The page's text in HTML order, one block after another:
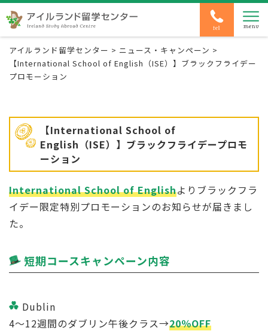
アイルランド留学センター > ニュース・キャンペーン >
【International School of English（ISE）】ブラックフライデー
プロモーション
【International School of
English（ISE）】ブラックフライデープロモ
ーション
International School of Englishよりブラックフラ
イデー限定特別プロモーションのお知らせが届きまし
た。
短期コースキャンペーン内容
Dublin
4〜12週間のダブリン午後クラス→20％OFF